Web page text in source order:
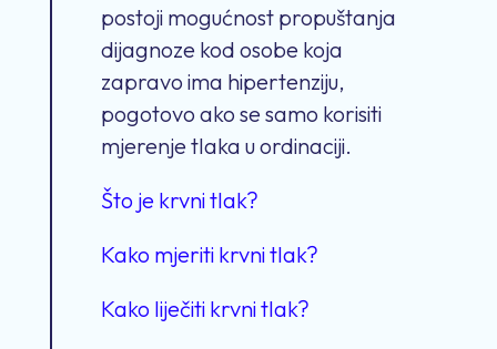
postoji mogućnost propuštanja
dijagnoze kod osobe koja
zapravo ima hipertenziju,
pogotovo ako se samo korisiti
mjerenje tlaka u ordinaciji.
Što je krvni tlak?
Kako mjeriti krvni tlak?
Kako liječiti krvni tlak?